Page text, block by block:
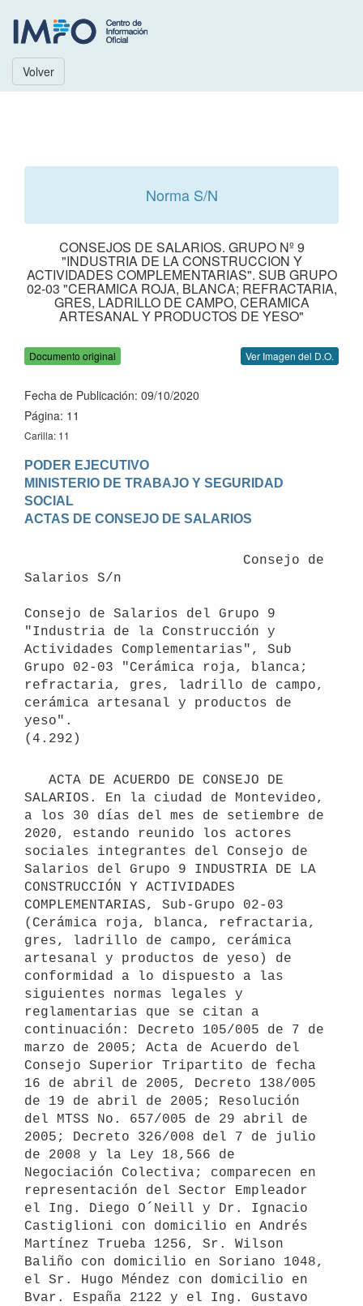
Volver
Norma S/N
CONSEJOS DE SALARIOS. GRUPO Nº 9
"INDUSTRIA DE LA CONSTRUCCION Y
ACTIVIDADES COMPLEMENTARIAS". SUB GRUPO
02-03 "CERAMICA ROJA, BLANCA; REFRACTARIA,
GRES, LADRILLO DE CAMPO, CERAMICA
ARTESANAL Y PRODUCTOS DE YESO"
Documento original Ver Imagen del D.O.
Fecha de Publicación: 09/10/2020
Página: 11
Carilla: 11
PODER EJECUTIVO
MINISTERIO DE TRABAJO Y SEGURIDAD
SOCIAL
Salarios S/n
Consejo de Salarios del Grupo 9
"Industria de la Construcción y
Actividades Complementarias", Sub
Grupo 02-03 "Cerámica roja, blanca;
refractaria, gres, ladrillo de campo,
cerámica artesanal y productos de
yeso".
SALARIOS. En la ciudad de Montevideo,
a los 30 días del mes de setiembre de
2020, estando reunido los actores
sociales integrantes del Consejo de
Salarios del Grupo 9 INDUSTRIA DE LA
CONSTRUCCIÓN Y ACTIVIDADES
COMPLEMENTARIAS, Sub-Grupo 02-03
(Cerámica roja, blanca, refractaria,
gres, ladrillo de campo, cerámica
artesanal y productos de yeso) de
conformidad a lo dispuesto a las
siguientes normas legales y
reglamentarias que se citan a
continuación: Decreto 105/005 de 7 de
marzo de 2005; Acta de Acuerdo del
Consejo Superior Tripartito de fecha
16 de abril de 2005, Decreto 138/005
de 19 de abril de 2005; Resolución
del MTSS No. 657/005 de 29 abril de
2005; Decreto 326/008 del 7 de julio
de 2008 y la Ley 18,566 de
Negociación Colectiva; comparecen en
representación del Sector Empleador
el Ing. Diego O´Neill y Dr. Ignacio
Castiglioni con domicilio en Andrés
Martínez Trueba 1256, Sr. Wilson
Baliño con domicilio en Soriano 1048,
el Sr. Hugo Méndez con domicilio en
Bvar. España 2122 y el Ing. Gustavo